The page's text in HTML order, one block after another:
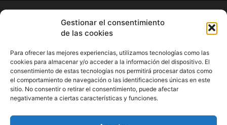
Gestionar el consentimiento
de las cookies
Para ofrecer las mejores experiencias, utilizamos tecnologías como las
cookies para almacenar y/o acceder a la información del dispositivo. El
consentimiento de estas tecnologías nos permitirá procesar datos como
el comportamiento de navegación o las identificaciones únicas en este
sitio. No consentir o retirar el consentimiento, puede afectar
negativamente a ciertas características y funciones.
ABOUT US
Información Cultural de Málaga y otros de interés general
Contact us:musicamalaga55@gmail.com